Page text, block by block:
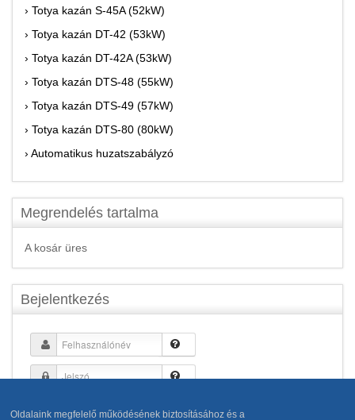
Oldalaink megfelelő működésének biztosításához és a
› Totya kazán S-45A (52kW)
› Totya kazán DT-42 (53kW)
› Totya kazán DT-42A (53kW)
› Totya kazán DTS-48 (55kW)
› Totya kazán DTS-49 (57kW)
› Totya kazán DTS-80 (80kW)
› Automatikus huzatszabályzó
Megrendelés tartalma
A kosár üres
Bejelentkezés